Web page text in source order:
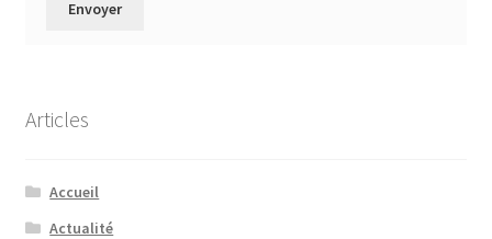
Articles
Accueil
Actualité